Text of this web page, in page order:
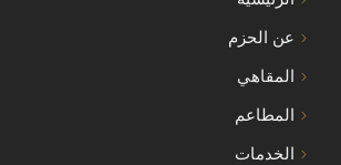
عن الحزم
المقاهي
المطاعم
الخدمات